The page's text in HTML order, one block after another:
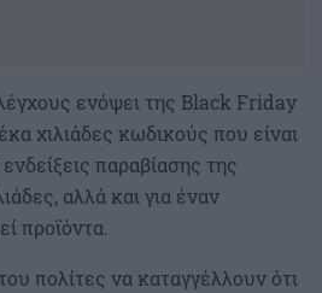
ενόψει της Black Friday
χιλιάδες κωδικούς που είναι
παραβίασης της
αλλά και για έναν
προϊόντα.
πολίτες να καταγγέλλουν ότι